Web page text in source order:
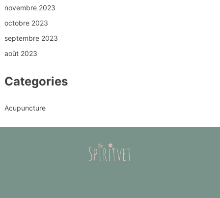
novembre 2023
octobre 2023
septembre 2023
août 2023
Categories
Acupuncture